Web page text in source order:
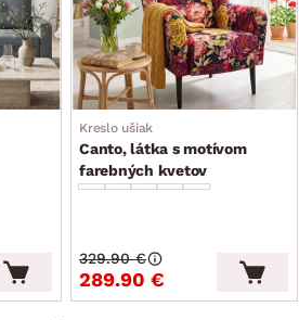
Kreslo ušiak
Canto, látka s motívom
farebných kvetov
289.90 €
329.90 €